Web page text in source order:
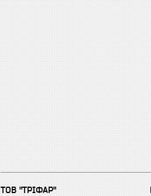
ТОВ "ТРІФАР"